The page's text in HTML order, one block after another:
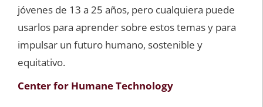
jóvenes de 13 a 25 años, pero cualquiera puede
usarlos para aprender sobre estos temas y para
impulsar un futuro humano, sostenible y
equitativo.
Center for Humane Technology